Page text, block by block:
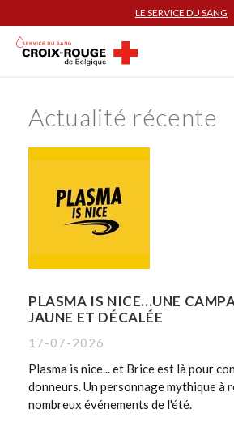
LE SERVICE DU SANG
Actualité récente
PLASMA IS NICE...UNE
JAUNE ET DÉCALÉE
17-07-2026
Plasma is nice... et Brice est là pour
donneurs. Un personnage mythique à
nombreux événements de l'été.